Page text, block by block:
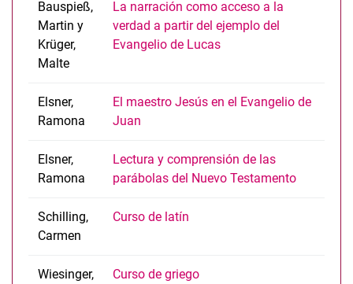
Bauspieß,
Martin y
Krüger,
Malte
La narración como acceso a la
verdad a partir del ejemplo del
Evangelio de Lucas
Elsner,
Ramona
El maestro Jesús en el Evangelio de
Juan
Elsner,
Ramona
Lectura y comprensión de las
parábolas del Nuevo Testamento
Schilling,
Carmen
Curso de latín
Wiesinger,
Curso de griego